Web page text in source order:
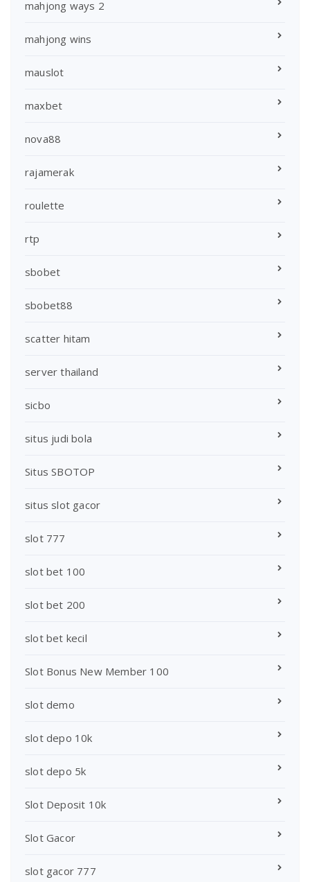
mahjong ways 2
mahjong wins
mauslot
maxbet
nova88
rajamerak
roulette
rtp
sbobet
sbobet88
scatter hitam
server thailand
sicbo
situs judi bola
Situs SBOTOP
situs slot gacor
slot 777
slot bet 100
slot bet 200
slot bet kecil
Slot Bonus New Member 100
slot demo
slot depo 10k
slot depo 5k
Slot Deposit 10k
Slot Gacor
slot gacor 777